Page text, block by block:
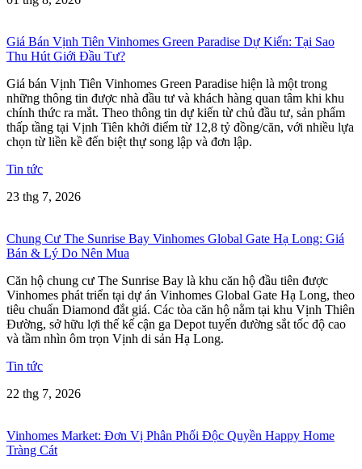
Giá Bán Vịnh Tiên Vinhomes Green Paradise Dự Kiến: Tại Sao
Thu Hút Giới Đầu Tư?
Giá bán Vịnh Tiên Vinhomes Green Paradise hiện là một trong
những thông tin được nhà đầu tư và khách hàng quan tâm khi khu
chính thức ra mắt. Theo thông tin dự kiến từ chủ đầu tư, sản phẩm
thấp tầng tại Vịnh Tiên khởi điểm từ 12,8 tỷ đồng/căn, với nhiều lựa
chọn từ liền kề đến biệt thự song lập và đơn lập.
Tin tức
23 thg 7, 2026
Chung Cư The Sunrise Bay Vinhomes Global Gate Hạ Long: Giá
Bán & Lý Do Nên Mua
Căn hộ chung cư The Sunrise Bay là khu căn hộ đầu tiên được
Vinhomes phát triển tại dự án Vinhomes Global Gate Hạ Long, theo
tiêu chuẩn Diamond đắt giá. Các tòa căn hộ nằm tại khu Vịnh Thiên
Đường, sở hữu lợi thế kế cận ga Depot tuyến đường sắt tốc độ cao
và tầm nhìn ôm trọn Vịnh di sản Hạ Long.
Tin tức
22 thg 7, 2026
Vinhomes Market: Đơn Vị Phân Phối Độc Quyền Happy Home
Tràng Cát